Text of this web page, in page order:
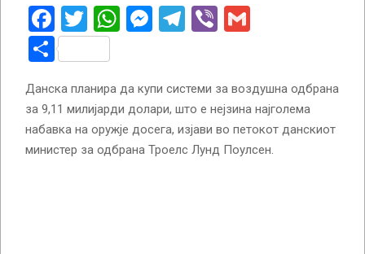
Facebook
Twitter
WhatsApp
Messenger
Telegram
Viber
Share
Данска планира да купи системи за воздушна одбрана
за 9,11 милијарди долари, што е нејзина најголема
набавка на оружје досега, изјави во петокот данскиот
министер за одбрана Троелс Лунд Поулсен.